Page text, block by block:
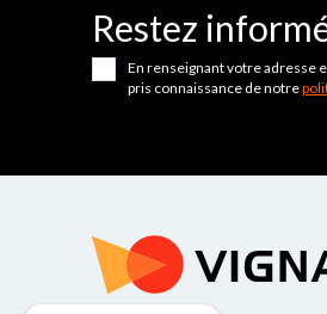
Restez
En renseignant votre adresse
pris connaissance de notre